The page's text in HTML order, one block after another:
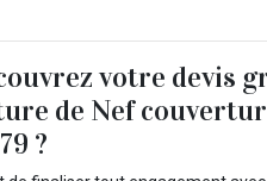
votre devis
de Nef
?